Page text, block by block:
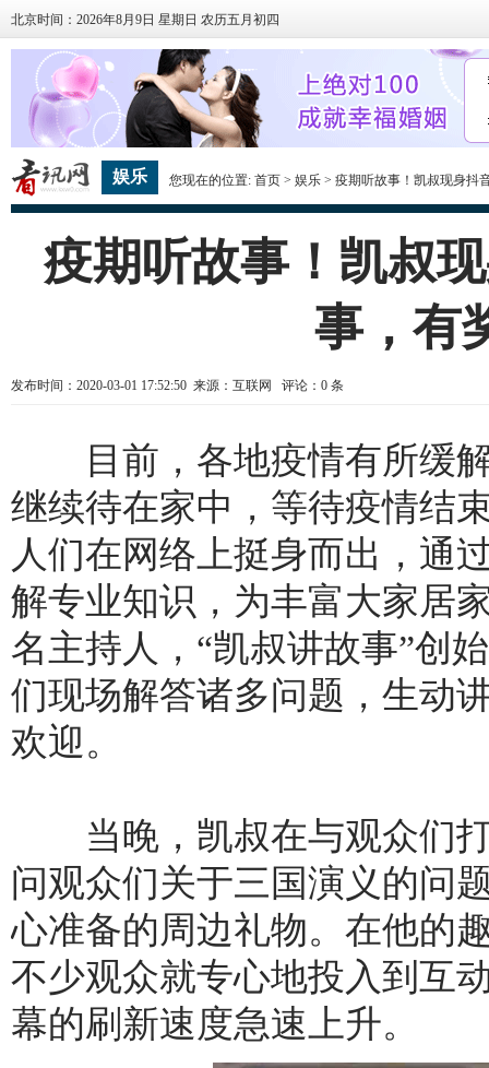
北京时间：2026年8月9日 星期日 农历五月初四
娱乐 您现在的位置:首页 >娱乐 > 疫期听故事！凯叔现身抖
疫期听故事！凯叔
事，有
发布时间：2020-03-01 17:52:50 来源：互联网 评论： 0 条
目前，各地疫情有所缓
继续待在家中，等待疫情结
人们在网络上挺身而出，通
解专业知识，为丰富大家居
名主持人，“凯叔讲故事”创
们现场解答诸多问题，生动
欢迎。
当晚，凯叔在与观众们
问观众们关于三国演义的问
心准备的周边礼物。在他的
不少观众就专心地投入到互
幕的刷新速度急速上升。